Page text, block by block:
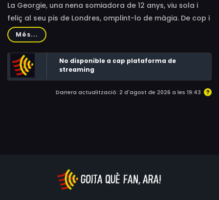
Buchanan, Matt Brewer, Ayobami Oyesanwo, Aysa Uzun,
Ezel Uzun, Tejal Rathore, Daniel Burt, Harry Sydes, Mitchell
Brown, Ramison Bernardo, Sue King-Spear
La Georgie, una nena somiadora de 12 anys, viu sola i
feliç al seu pis de Londres, omplint-lo de màgia. De cop i
volta, apareix el seu pare separat i l'obliga a enfrontar-
se a la realitat.
Més...
No disponible a cap plataforma de
streaming
Darrera actualització: 2 d'agost de 2026 a les 19:43